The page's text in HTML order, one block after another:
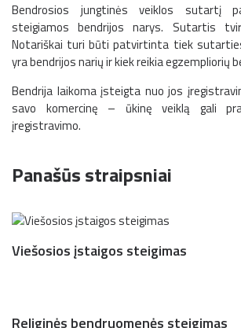
Bendrosios jungtinės veiklos sutartį
steigiamos bendrijos narys. Sutartis
Notariškai turi būti patvirtinta tiek
yra bendrijos narių ir kiek reikia egzempliorių
Bendrija laikoma įsteigta nuo jos
savo komercinę – ūkinę veiklą gali
įregistravimo.
Panašūs straipsniai
Viešosios įstaigos steigimas
Religinės bendruomenės steigimas